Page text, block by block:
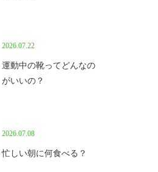
2026.07.22
運動中の靴ってどんなの
がいいの？
2026.07.08
忙しい朝に何食べる？